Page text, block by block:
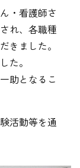
・看護師さ
れ、各職種
きました。
た。
助となるこ
活動等を通